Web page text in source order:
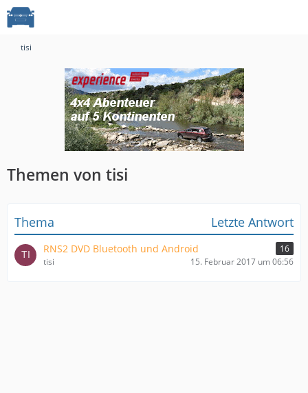
tisi
Themen von tisi
Thema Letzte Antwort
RNS2 DVD Bluetooth und Android
16
tisi
15. Februar 2017 um 06:56